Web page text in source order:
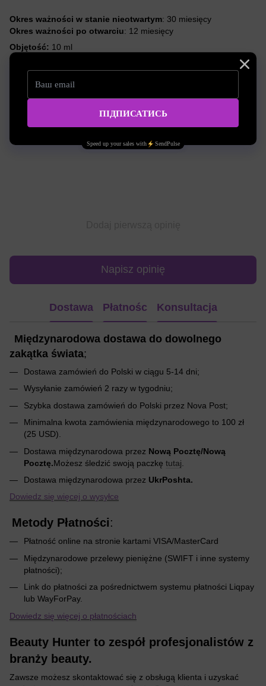
Okres ważności w stanie nieotwartym: 30 miesięcy
Okres ważności po otwarciu: 12 miesięcy
Objętość: 10 ml
Objętość
Napisz opinię
Dostawa Płatnośc Konsultacja
Międzynarodowa dostawa do dowolnego
zakątka świata;
Dostawa zamówień do Polski w ciągu 5-14 dni;
Wysyłanie zamówień 2 razy w tygodniu;
Szybka dostawa zamówień do Polski przez Nova Post;
Minimalna kwota zamówienia międzynarodowego to 100 zł
(25 USD).
Dostawa międzynarodowa przez Nową Pocztę/Nową
Pocztę.Możesz śledzić swoją paczkę tutaj
Dostawa międzynarodowa przez UkrPoshta.
Dowiedz się więcej o wysyłce
Metody Płatności:
Płatność online na stronie kartami VISA/MasterCard
Międzynarodowe przelewy pieniężne (SWIFT i inne systemy
płatności);
Link do płatności za pośrednictwem systemu płatności Liqpay
lub WayForPay.
Dowiedz się więcej o płatnościach
Beauty Hunter to zespół profesjonalistów z
branży beauty.
Zawsze możesz skontaktować się z obsługą klienta i uzyskać